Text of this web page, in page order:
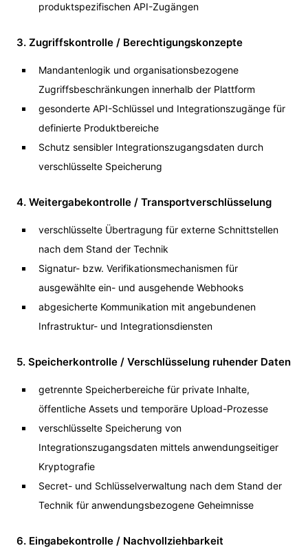
produktspezifischen API-Zugängen
3. Zugriffskontrolle / Berechtigungskonzepte
Mandantenlogik und organisationsbezogene
Zugriffsbeschränkungen innerhalb der Plattform
gesonderte API-Schlüssel und Integrationszugänge für
definierte Produktbereiche
Schutz sensibler Integrationszugangsdaten durch
verschlüsselte Speicherung
4. Weitergabekontrolle / Transportverschlüsselung
verschlüsselte Übertragung für externe Schnittstellen
nach dem Stand der Technik
Signatur- bzw. Verifikationsmechanismen für
ausgewählte ein- und ausgehende Webhooks
abgesicherte Kommunikation mit angebundenen
Infrastruktur- und Integrationsdiensten
5. Speicherkontrolle / Verschlüsselung ruhender Daten
getrennte Speicherbereiche für private Inhalte,
öffentliche Assets und temporäre Upload-Prozesse
verschlüsselte Speicherung von
Integrationszugangsdaten mittels anwendungseitiger
Kryptografie
Secret- und Schlüsselverwaltung nach dem Stand der
Technik für anwendungsbezogene Geheimnisse
6. Eingabekontrolle / Nachvollziehbarkeit